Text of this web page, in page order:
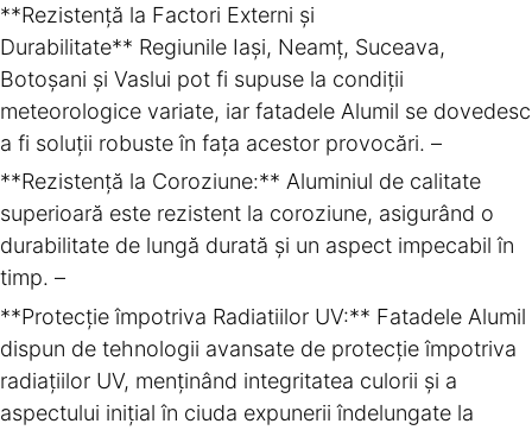
**Rezistență la Factori Externi și
Durabilitate** Regiunile Iași, Neamț, Suceava,
Botoșani și Vaslui pot fi supuse la condiții
meteorologice variate, iar fatadele Alumil se dovedesc
a fi soluții robuste în fața acestor provocări. –
**Rezistență la Coroziune:** Aluminiul de calitate
superioară este rezistent la coroziune, asigurând o
durabilitate de lungă durată și un aspect impecabil în
timp. –
**Protecție împotriva Radiatiilor UV:** Fatadele Alumil
dispun de tehnologii avansate de protecție împotriva
radiațiilor UV, menținând integritatea culorii și a
aspectului inițial în ciuda expunerii îndelungate la